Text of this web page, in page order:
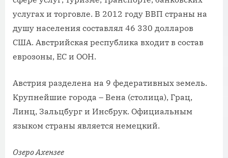
услугах и торговле. В 2012 году ВВП страны на
душу населения составлял 46 330 долларов
США. Австрийская республика входит в состав
еврозоны, ЕС и ООН.
Австрия разделена на 9 федеративных земель.
Крупнейшие города – Вена (столица), Грац,
Линц, Зальцбург и Инсбрук. Официальным
языком страны является немецкий.
Озеро Ахензее